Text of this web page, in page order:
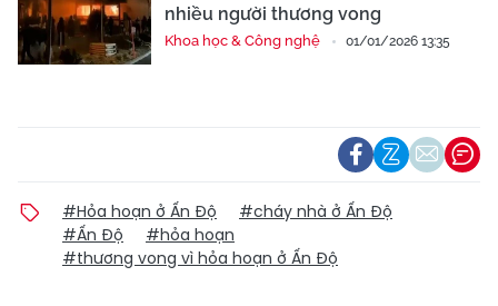
nhiều người thương vong
Khoa học & Công nghệ 01/01/2026 13:35
#Hỏa hoạn ở Ấn Độ
#cháy nhà ở Ấn Độ
#Ấn Độ
#hỏa hoạn
#thương vong vì hỏa hoạn ở Ấn Độ